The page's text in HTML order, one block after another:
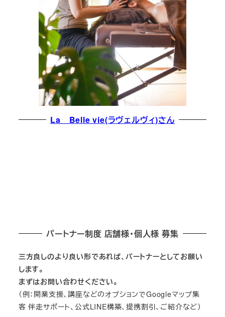
La Belle vie(ラヴェルヴィ)さん
パートナー制度 店舗様・個人様 募集
三方良しのより良い形であれば、パートナーとしてお願い
します。
まずはお問い合わせください。
（例：開業支援、講座などのオプションでGoogleマップ集
客 伴走サポート、公式LINE構築、提携割引、ご紹介など）